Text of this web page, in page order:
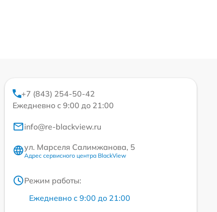
+7 (843) 254-50-42
Ежедневно с 9:00 до 21:00
info@re-blackview.ru
ул. Марселя Салимжанова, 5
Адрес сервисного центра BlackView
Режим работы:
Ежедневно с 9:00 до 21:00